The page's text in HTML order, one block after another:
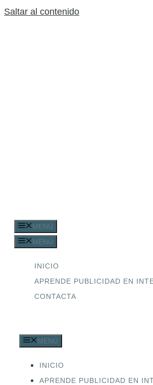
Saltar al contenido
MENÚ
MENÚ
INICIO
APRENDE PUBLICIDAD EN
CONTACTA
MENÚ
INICIO
APRENDE PUBLICIDAD EN